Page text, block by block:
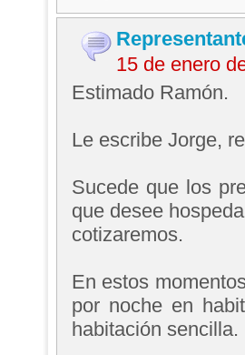
15 de enero
Estimado Ramón.
Le escribe Jorge,
Sucede que los
que desee
cotizaremos.
En estos
por noche en
habitación sencilla.